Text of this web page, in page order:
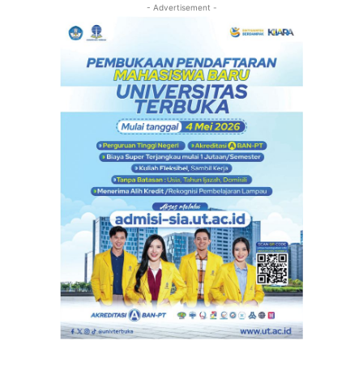
- Advertisement -